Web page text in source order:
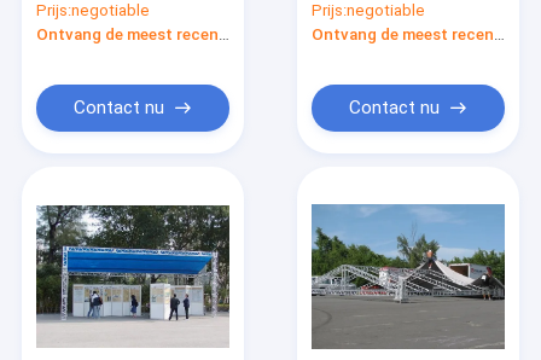
Producten
Over ons
Contacteer ons
aluminium6082-t6
Stadium/Vierkante
Prijs:negotiable
Contact nu
Lassersstadium
Prijs:negotiable
Contact nu